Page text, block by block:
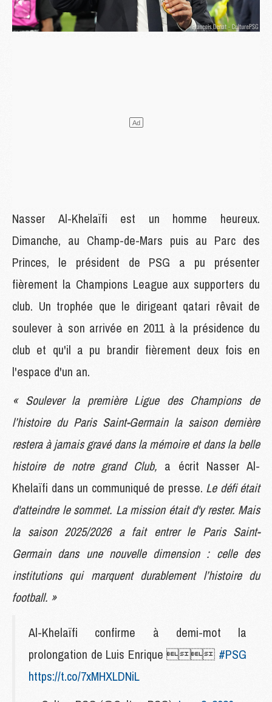
Nasser Al-Khelaïfi est un homme heureux.
Dimanche, au Champ-de-Mars puis au Parc des
Princes, le président de PSG a pu présenter
fièrement la Champions League aux supporters du
club. Un trophée que le dirigeant qatari rêvait de
soulever à son arrivée en 2011 à la présidence du
club et qu'il a pu brandir fièrement deux fois en
l'espace d'un an.
« Soulever la première Ligue des Champions de
l’histoire du Paris Saint-Germain la saison dernière
restera à jamais gravé dans la mémoire et dans la belle
histoire de notre grand Club, a écrit Nasser Al-
Khelaïfi dans un communiqué de presse. Le défi était
d'atteindre le sommet. La mission était d'y rester. Mais
la saison 2025/2026 a fait entrer le Paris Saint-
Germain dans une nouvelle dimension : celle des
institutions qui marquent durablement l’histoire du
football. »
Al-Khelaïfi confirme à demi-mot la
prolongation de Luis Enrique  #PSG
https://t.co/7xMHXLDNiL